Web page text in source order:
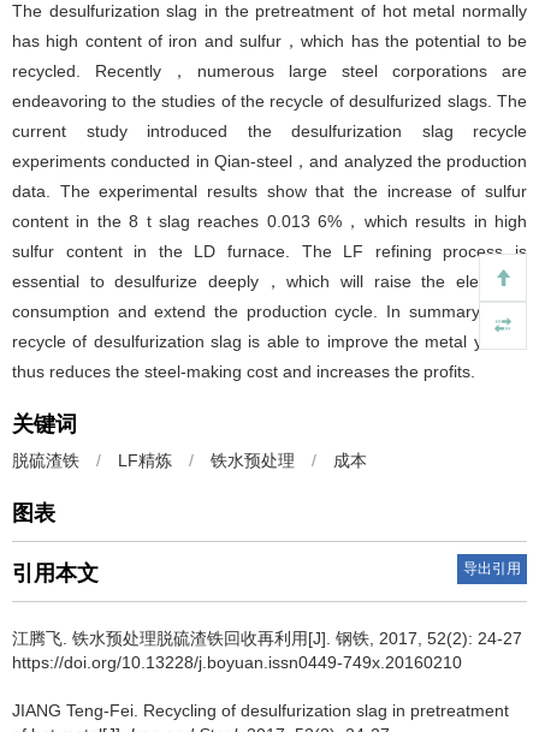
The desulfurization slag in the pretreatment of hot metal normally
has high content of iron and sulfur，which has the potential to be
recycled. Recently，numerous large steel corporations are
endeavoring to the studies of the recycle of desulfurized slags. The
current study introduced the desulfurization slag recycle
experiments conducted in Qian-steel，and analyzed the production
data. The experimental results show that the increase of sulfur
content in the 8 t slag reaches 0.013 6%，which results in high
sulfur content in the LD furnace. The LF refining process is
essential to desulfurize deeply，which will raise the electricity
consumption and extend the production cycle. In summary，the
recycle of desulfurization slag is able to improve the metal yield，
thus reduces the steel-making cost and increases the profits.
关键词
脱硫渣铁 / LF精炼 / 铁水预处理 / 成本
图表
引用本文 导出引用
江腾飞 铁水预处理脱硫渣铁回收再利用[J]. 钢铁, 2017, 52(2): 24-27
https://doi.org/10.13228/j.boyuan.issn0449-749x.20160210
JIANG Teng-Fei Recycling of desulfurization slag in pretreatment